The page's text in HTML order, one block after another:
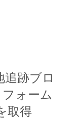
追跡ブロ
ォーム
取得